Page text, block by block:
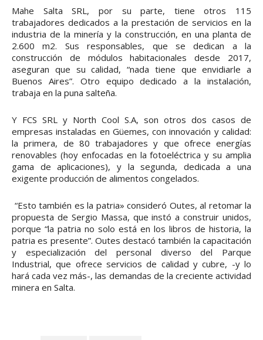
Mahe Salta SRL, por su parte, tiene otros 115
trabajadores dedicados a la prestación de servicios en la
industria de la minería y la construcción, en una planta de
2.600 m2. Sus responsables, que se dedican a la
construcción de módulos habitacionales desde 2017,
aseguran que su calidad, “nada tiene que envidiarle a
Buenos Aires”. Otro equipo dedicado a la instalación,
trabaja en la puna salteña.
Y FCS SRL y North Cool S.A, son otros dos casos de
empresas instaladas en Güemes, con innovación y calidad:
la primera, de 80 trabajadores y que ofrece energías
renovables (hoy enfocadas en la fotoeléctrica y su amplia
gama de aplicaciones), y la segunda, dedicada a una
exigente producción de alimentos congelados.
“Esto también es la patria» consideró Outes, al retomar la
propuesta de Sergio Massa, que instó a construir unidos,
porque “la patria no solo está en los libros de historia, la
patria es presente”. Outes destacó también la capacitación
y especialización del personal diverso del Parque
Industrial, que ofrece servicios de calidad y cubre, -y lo
hará cada vez más-, las demandas de la creciente actividad
minera en Salta.